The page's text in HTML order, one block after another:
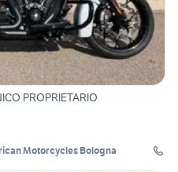
PROPRIETARIO
Motorcycles Bologna